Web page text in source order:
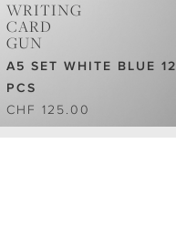
WRITING
CARD
GUN
A5 SET WHITE BLUE 12
PCS
CHF 125.00